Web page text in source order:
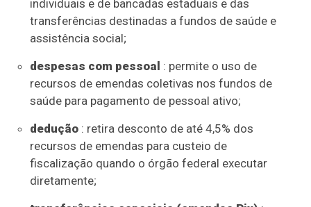
individuais e de bancadas estaduais e das
transferências destinadas a fundos de saúde e
assistência social;
despesas com pessoal : permite o uso de
recursos de emendas coletivas nos fundos de
saúde para pagamento de pessoal ativo;
dedução: retira desconto de até 4,5% dos
recursos de emendas para custeio de
fiscalização quando o órgão federal executar
diretamente;